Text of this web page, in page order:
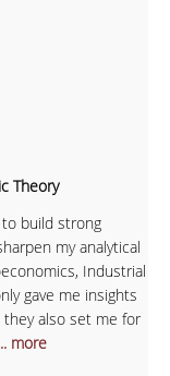
Theory
build strong
my analytical
Industrial
gave me insights
also set me for
more